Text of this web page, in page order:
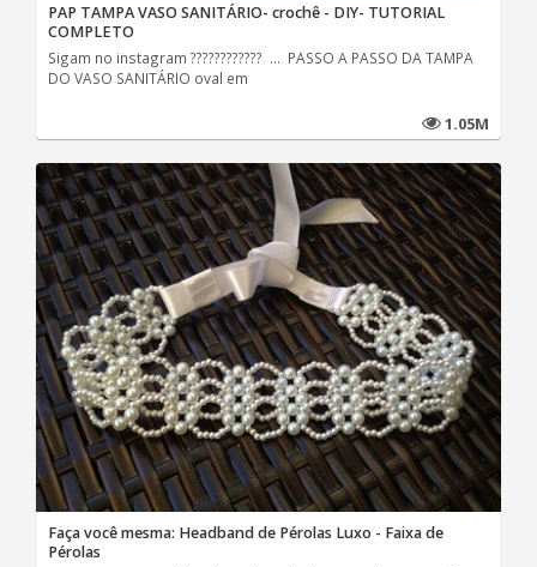
PAP TAMPA VASO SANITÁRIO- crochê - DIY- TUTORIAL
COMPLETO
Sigam no instagram ???????????? ... PASSO A PASSO DA TAMPA
DO VASO SANITÁRIO oval em
1.05M
Faça você mesma: Headband de Pérolas Luxo - Faixa de
Pérolas